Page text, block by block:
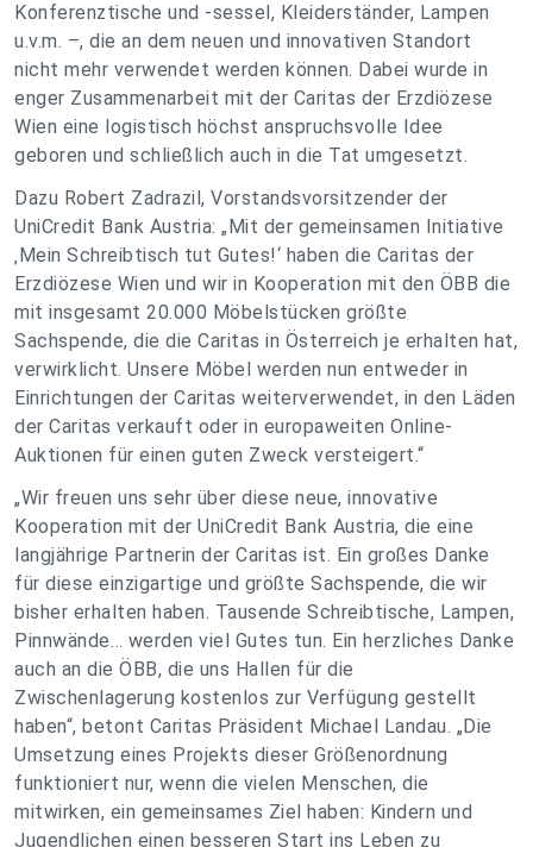
Konferenztische und -sessel, Kleiderständer, Lampen
u.v.m. –, die an dem neuen und innovativen Standort
nicht mehr verwendet werden können. Dabei wurde in
enger Zusammenarbeit mit der Caritas der Erzdiözese
Wien eine logistisch höchst anspruchsvolle Idee
geboren und schließlich auch in die Tat umgesetzt.
Dazu Robert Zadrazil, Vorstandsvorsitzender der
UniCredit Bank Austria: „Mit der gemeinsamen Initiative
‚Mein Schreibtisch tut Gutes!‘ haben die Caritas der
Erzdiözese Wien und wir in Kooperation mit den ÖBB die
mit insgesamt 20.000 Möbelstücken größte
Sachspende, die die Caritas in Österreich je erhalten hat,
verwirklicht. Unsere Möbel werden nun entweder in
Einrichtungen der Caritas weiterverwendet, in den Läden
der Caritas verkauft oder in europaweiten Online-
Auktionen für einen guten Zweck versteigert.“
„Wir freuen uns sehr über diese neue, innovative
Kooperation mit der UniCredit Bank Austria, die eine
langjährige Partnerin der Caritas ist. Ein großes Danke
für diese einzigartige und größte Sachspende, die wir
bisher erhalten haben. Tausende Schreibtische, Lampen,
Pinnwände… werden viel Gutes tun. Ein herzliches Danke
auch an die ÖBB, die uns Hallen für die
Zwischenlagerung kostenlos zur Verfügung gestellt
haben“, betont Caritas Präsident Michael Landau. „Die
Umsetzung eines Projekts dieser Größenordnung
funktioniert nur, wenn die vielen Menschen, die
mitwirken, ein gemeinsames Ziel haben: Kindern und
Jugendlichen einen besseren Start ins Leben zu